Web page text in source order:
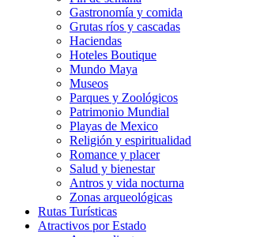
Gastronomía y comida
Grutas ríos y cascadas
Haciendas
Hoteles Boutique
Mundo Maya
Museos
Parques y Zoológicos
Patrimonio Mundial
Playas de Mexico
Religión y espiritualidad
Romance y placer
Salud y bienestar
Antros y vida nocturna
Zonas arqueológicas
Rutas Turísticas
Atractivos por Estado